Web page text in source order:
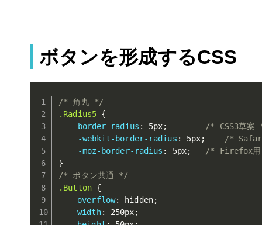
ボタンを形成するCSS
/* 角丸 */
.Radius5 {
border-radius : 5px;
/* CSS3草案
-webkit-border-radius : 5px;
/*
-moz-border-radius : 5px;
/* Firefox
}
/* ボタン共通 */
.Button {
overflow: hidden;
width: 250px;